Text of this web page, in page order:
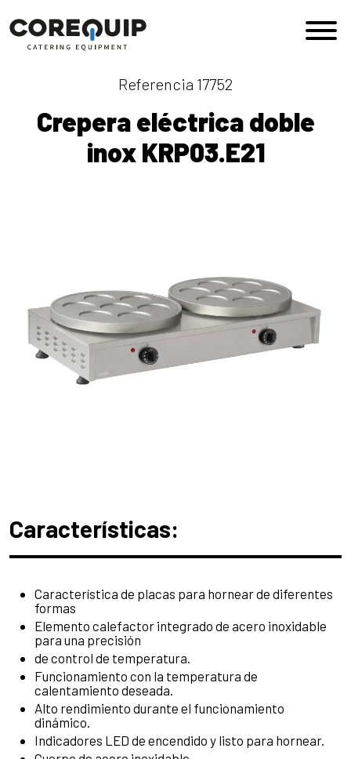
Navegación principal
Referencia 17752
Crepera eléctrica doble
inox KRP03.E21
Características:
Característica de placas para hornear de diferentes
formas
Elemento calefactor integrado de acero inoxidable
para una precisión
de control de temperatura.
Funcionamiento con la temperatura de
calentamiento deseada.
Alto rendimiento durante el funcionamiento
dinámico.
Indicadores LED de encendido y listo para hornear.